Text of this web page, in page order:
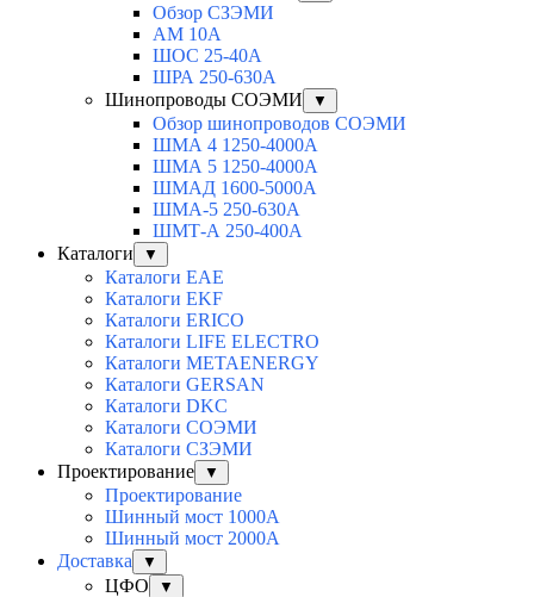
Обзор СЗЭМИ
АМ 10А
ШОС 25-40А
ШРА 250-630А
Шинопроводы СОЭМИ
▼
Обзор шинопроводов СОЭМИ
ШМА 4 1250-4000А
ШМА 5 1250-4000А
ШМАД 1600-5000А
ШМА-5 250-630А
ШМТ-А 250-400А
Каталоги
▼
Каталоги EAE
Каталоги EKF
Каталоги ERICO
Каталоги LIFE ELECTRO
Каталоги METAENERGY
Каталоги GERSAN
Каталоги DKC
Каталоги СОЭМИ
Каталоги СЗЭМИ
Проектирование
▼
Проектирование
Шинный мост 1000А
Шинный мост 2000А
Доставка
▼
ЦФО ▼